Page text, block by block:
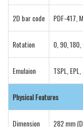
2D bar code PDF-417,
Rotation 0, 90,
Emulaion TSPL,
Physical Features
Dimension 282 mm